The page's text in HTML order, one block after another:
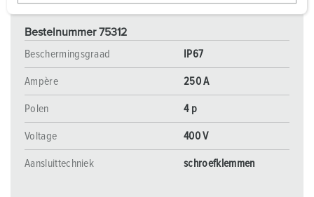
Bestelnummer 75312
Beschermingsgraad
IP67
Ampère 250 A
Polen 4 p
Voltage 400 V
Aansluittechniek schroefklemmen